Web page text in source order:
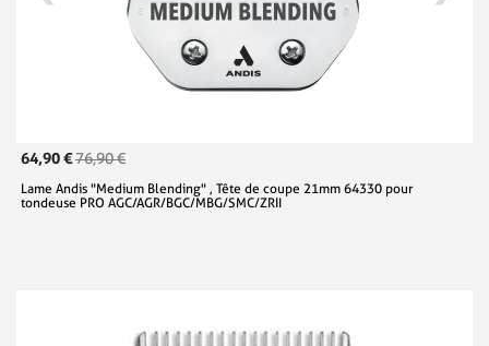
64,90 €76,90 €
Lame Andis "Medium Blending" , Tête de coupe 21mm 64330 pour
tondeuse PRO AGC/AGR/BGC/MBG/SMC/ZRII